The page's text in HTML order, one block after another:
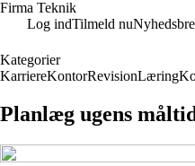
Firma Teknik
Log indTilmeld nu
Kategorier
KarriereKontorRevisionLæring
Planlæg ugens